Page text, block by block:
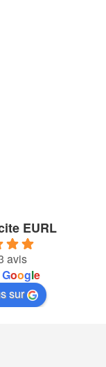
EURL
avis
Google
sur